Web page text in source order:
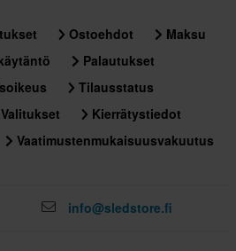
Ostoehdot
Maksu
Palautukset
Tilausstatus
Kierrätystiedot
Vaatimustenmukaisuusvakuutus
info@sledstore.fi